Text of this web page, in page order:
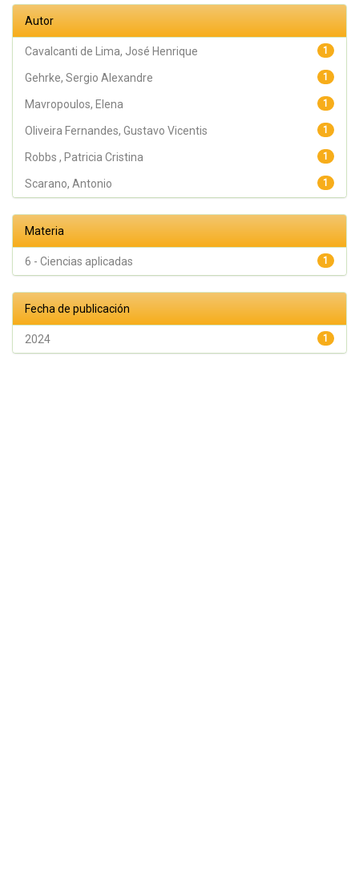
Autor
1
Cavalcanti de Lima, José Henrique
1
Gehrke, Sergio Alexandre
1
Mavropoulos, Elena
1
Oliveira Fernandes, Gustavo Vicentis
1
Robbs , Patricia Cristina
1
Scarano, Antonio
Materia
1
6 - Ciencias aplicadas
Fecha de publicación
1
2024